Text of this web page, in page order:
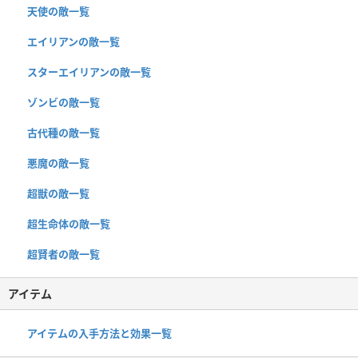
天使の敵一覧
エイリアンの敵一覧
スターエイリアンの敵一覧
ゾンビの敵一覧
古代種の敵一覧
悪魔の敵一覧
超獣の敵一覧
超生命体の敵一覧
超賢者の敵一覧
アイテム
アイテムの入手方法と効果一覧